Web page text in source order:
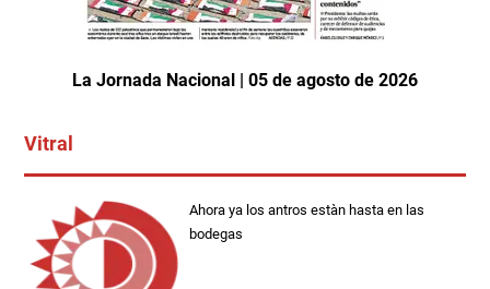
La Jornada Nacional | 05 de agosto de 2026
Vitral
Ahora ya los antros estàn hasta en las
bodegas